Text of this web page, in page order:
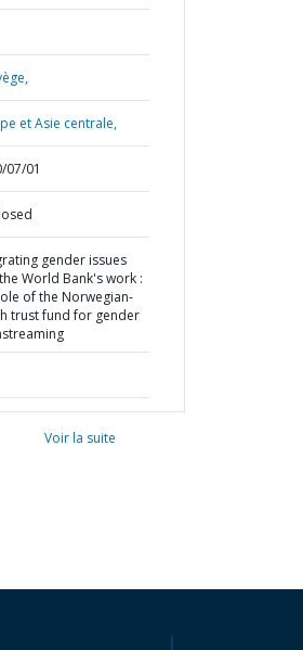
et Asie centrale,
07/01
gender issues
World Bank's work :
of the Norwegian-
trust fund for gender
Voir la suite